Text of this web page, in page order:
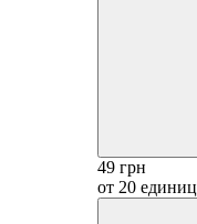
49 грн
от 20 единиц